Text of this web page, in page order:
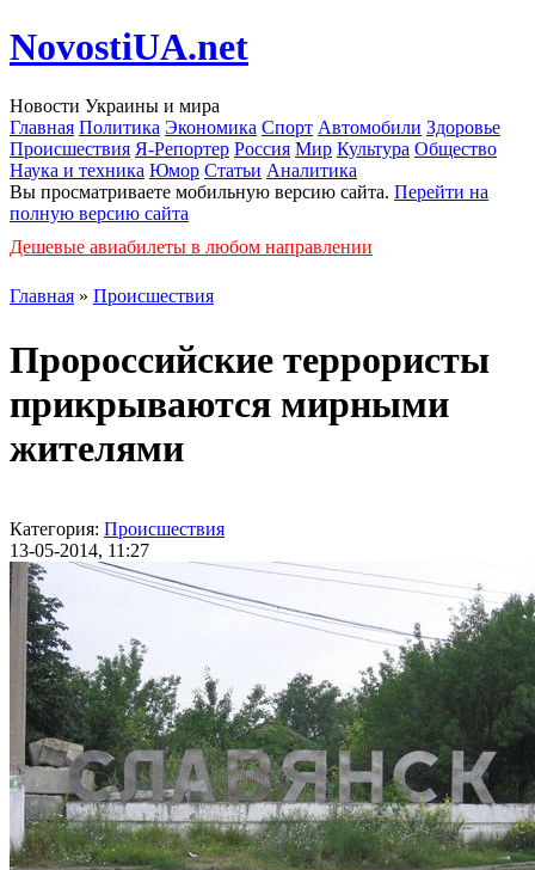
NovostiUA.net
Новости Украины и мира
Главная Политика Экономика Спорт Автомобили Здоровье
Происшествия Я-Репортер Россия Мир Культура Общество
Наука и техника Юмор Статьи Аналитика
Вы просматриваете мобильную версию сайта. Перейти на
полную версию сайта
Дешевые авиабилеты в любом направлении
Главная » Происшествия
Пророссийские террористы
прикрываются мирными
жителями
Категория: Происшествия
13-05-2014, 11:27